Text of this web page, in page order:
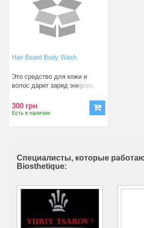
Hair Beard Body Wash
Это средство для кожи и
волос дарит заряд энергии,
300 грн
Есть в наличии
Специалисты, которые
Biosthetique: